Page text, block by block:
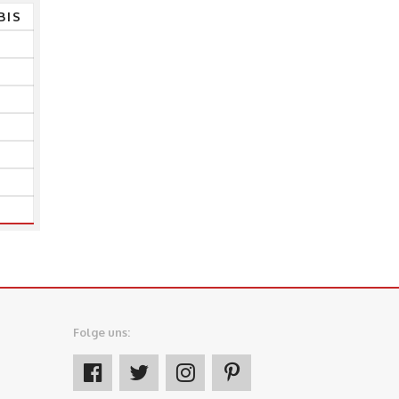
Folge uns: